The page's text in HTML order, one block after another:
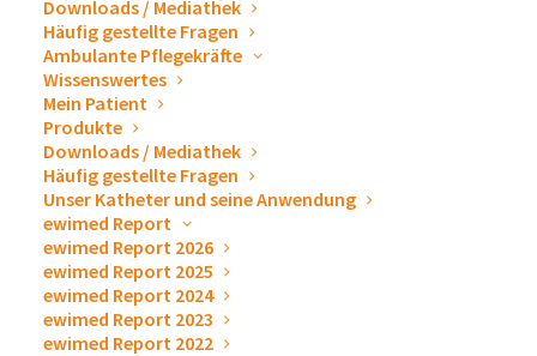
Downloads / Mediathek
Häufig gestellte Fragen
Ambulante Pflegekräfte
Wissenswertes
Mein Patient
Produkte
Downloads / Mediathek
Häufig gestellte Fragen
Unser Katheter und seine Anwendung
ewimed Report
ewimed Report 2026
ewimed Report 2025
ewimed Report 2024
ewimed Report 2023
ewimed Report 2022
Sektempfang und Ansprache unter Palmen
Der Abend startete mit einem stimmungsvollen
Sektempfang,
Firmenevent erinnerte. Zwischen
Sektflanierten die ewimed-Gäste in Weiß und Gold
durch die traumhafte Loungearea unter Palmen im
Außenbereich. Sonnenschein, Musik und die
eisgekühlten Cocktails sorgten für eine entspannte
Sommerabendstimmung, in der erste Gespräche